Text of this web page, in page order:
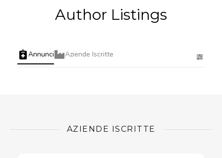
Author Listings
Annunci Aziende Iscritte
AZIENDE ISCRITTE